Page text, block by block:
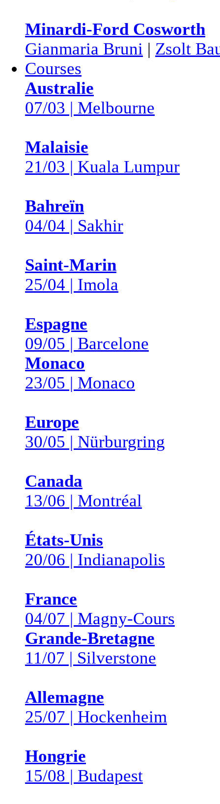
Minardi-Ford Cosworth
Gianmaria Bruni | Zsolt
Courses
Australie
07/03 | Melbourne
Malaisie
21/03 | Kuala Lumpur
Bahreïn
04/04 | Sakhir
Saint-Marin
25/04 | Imola
Espagne
09/05 | Barcelone
Monaco
23/05 | Monaco
Europe
30/05 | Nürburgring
Canada
13/06 | Montréal
États-Unis
20/06 | Indianapolis
France
04/07 | Magny-Cours
Grande-Bretagne
11/07 | Silverstone
Allemagne
25/07 | Hockenheim
Hongrie
15/08 | Budapest